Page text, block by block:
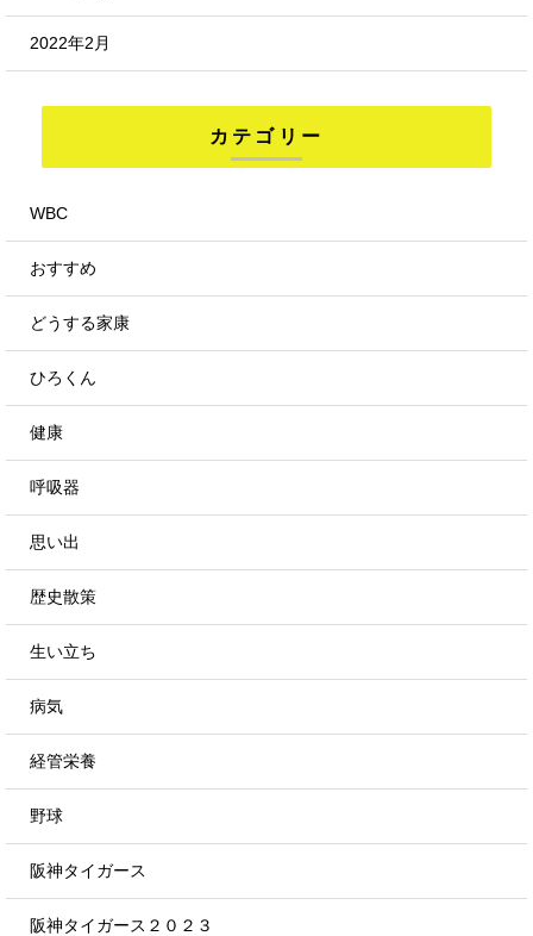
2022年2月
カテゴリー
WBC
おすすめ
どうする家康
ひろくん
健康
呼吸器
思い出
歴史散策
生い立ち
病気
経管栄養
野球
阪神タイガース
阪神タイガース２０２３